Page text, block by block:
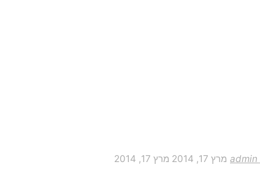
admin מרץ 17, 2014 מרץ 17, 2014